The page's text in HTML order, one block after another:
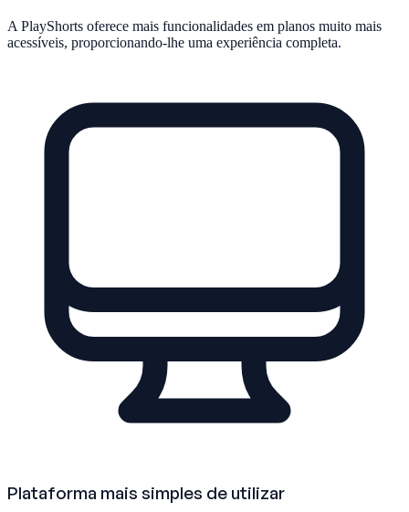
A PlayShorts oferece mais funcionalidades em planos muito mais
acessíveis, proporcionando-lhe uma experiência completa.
Plataforma mais simples de utilizar